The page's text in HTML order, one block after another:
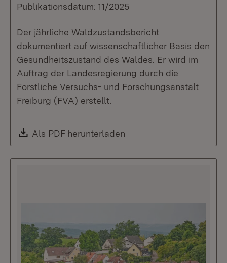
Publikationsdatum: 11/2025
Der jährliche Waldzustandsbericht
dokumentiert auf wissenschaftlicher Basis den
Gesundheitszustand des Waldes. Er wird im
Auftrag der Landesregierung durch die
Forstliche Versuchs- und Forschungsanstalt
Freiburg (FVA) erstellt.
Download:
Als PDF herunterladen